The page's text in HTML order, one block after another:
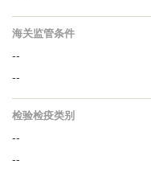
海关监管条件
--
--
检验检疫类别
--
--